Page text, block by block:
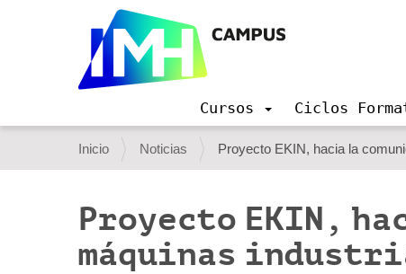
v
a
c
i
Cursos Ciclos
U
s
e
d
Inicio Noticias Proyecto EKIN, hacia la
Proyecto EKIN,
máquinas